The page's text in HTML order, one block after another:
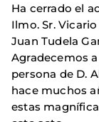
Ha cerrado el
Ilmo. Sr.
Juan Tudela
Agradecemos
persona de D.
hace muchos
estas